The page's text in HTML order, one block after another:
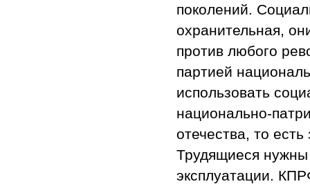
поколений.
охранительная,
против любого
партией
использовать
национально-
отечества, то
Трудящиеся нужны
эксплуатации.